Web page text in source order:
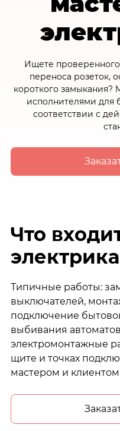
Ищете проверенного
переноса розеток,
короткого замыкания?
исполнителями для
соответствии с
Что
электрика
Типичные работы:
выключателей,
подключение
выбивания
электромонтажные
щите и точках
мастером и